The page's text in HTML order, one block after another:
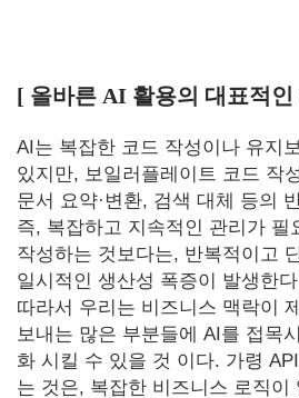
[ 올바른 AI 활용의 대표적인
AI는 복잡한 코드 작성이나 유지
있지만, 보일러플레이트 코드 작
문서 요약·변환, 검색 대체 등의
즉, 복잡하고 지속적인 관리가 필
작성하는 것보다는, 반복적이고
일시적인 생산성 폭증이 발생한
따라서 우리는 비즈니스 맥락이
보내는 많은 부분들에 AI를 접목
화 시킬 수 있을 것 이다. 가령
는 것은, 복잡한 비즈니스 로직이